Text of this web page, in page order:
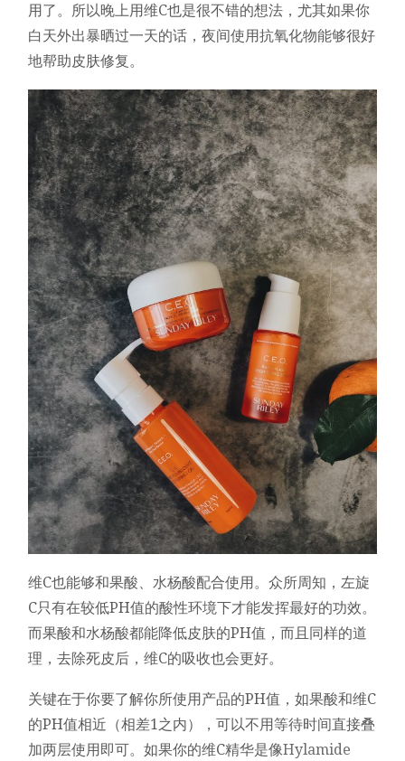
用了。所以晚上用维C也是很不错的想法，尤其如果你
白天外出暴晒过一天的话，夜间使用抗氧化物能够很好
地帮助皮肤修复。
维C也能够和果酸、水杨酸配合使用。众所周知，左旋
C只有在较低PH值的酸性环境下才能发挥最好的功效。
而果酸和水杨酸都能降低皮肤的PH值，而且同样的道
理，去除死皮后，维C的吸收也会更好。
关键在于你要了解你所使用产品的PH值，如果酸和维C
的PH值相近（相差1之内），可以不用等待时间直接叠
加两层使用即可。如果你的维C精华是像Hylamide